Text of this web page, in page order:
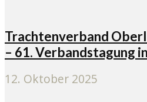
Trachtenverband
– 61. Verbandstagung
12. Oktober 2025